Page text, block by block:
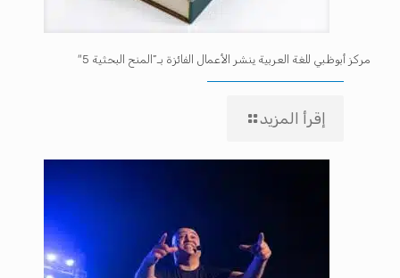
مركز أبوظبي للغة العربية ينشر الأعمال الفائزة بـ”المنح البحثية 5″
إقرأ المزيد